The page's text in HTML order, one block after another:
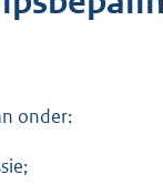
onder: